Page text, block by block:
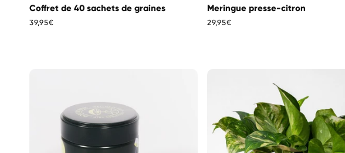
Coffret de 40 sachets de graines
Prix
39,95€
Meringue presse-citron
Prix
29,95€